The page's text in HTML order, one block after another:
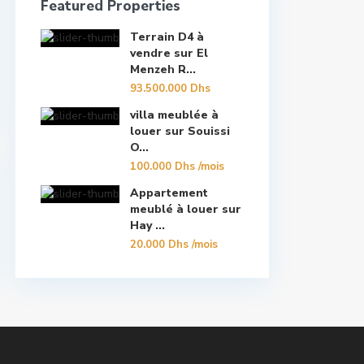
Featured Properties
Terrain D4 à
vendre sur El
Menzeh R...
93.500.000 Dhs
villa meublée à
louer sur Souissi
O...
100.000 Dhs/mois
Appartement
meublé à louer sur
Hay ...
20.000 Dhs/mois